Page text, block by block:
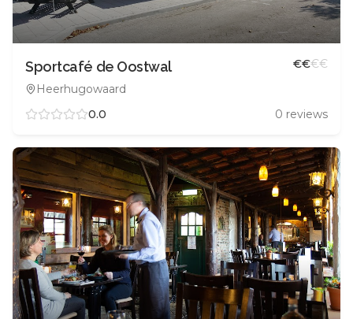
Sportcafé de Oostwal
Heerhugowaard
€€€€
0.0 0 reviews